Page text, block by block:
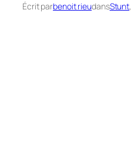
Écrit parbenoit rieudansStunt,